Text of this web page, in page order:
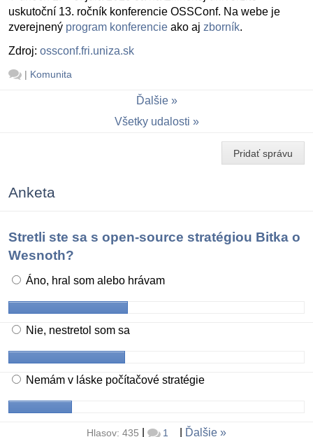
uskutoční 13. ročník konferencie OSSConf. Na webe je
zverejnený program konferencie ako aj zborník.
Zdroj: ossconf.fri.uniza.sk
| Komunita
Ďalšie
Všetky udalosti
Pridať správu
Anketa
Stretli ste sa s open-source stratégiou Bitka o
Wesnoth?
Áno, hral som alebo hrávam
Nie, nestretol som sa
Nemám v láske počítačové stratégie
Hlasov: 435 1 Ďalšie